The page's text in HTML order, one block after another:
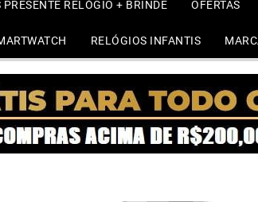
PRESENTE RELÓGIO + BRINDE OFERTAS
RELÓGIOS INFANTIS